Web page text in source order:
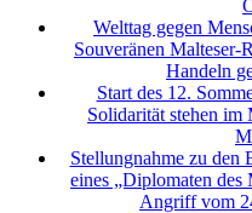
Welttag gegen
Souveränen Malteser-
Handeln
Start des 12.
Solidarität stehen im
Stellungnahme zu den
eines „Diplomaten des
Angriff vom